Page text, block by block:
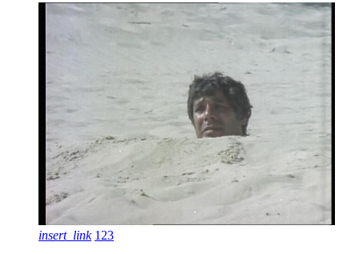
insert_link 123